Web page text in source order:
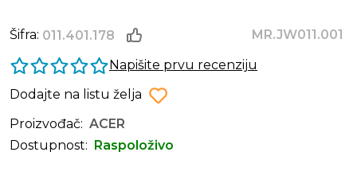
Šifra: 011.401.178
MR.JW011.001
Napišite prvu recenziju
Dodajte na listu želja
Proizvođač: ACER
Dostupnost:
Raspoloživo